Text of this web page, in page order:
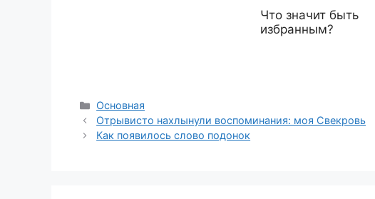
Что значит быть
избранным?
Рубрики
Основная
Отрывисто нахлынули воспоминания: моя Свекровь
Как появилось слово подонок